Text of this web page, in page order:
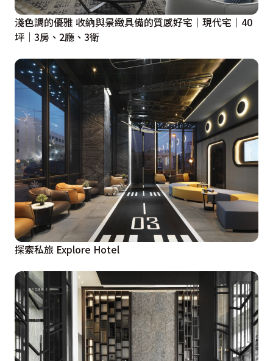
淺色調的優雅 收納與景緻具備的質感好宅｜現代宅｜40
坪｜3房、2廳、3衛
探索私旅 Explore Hotel